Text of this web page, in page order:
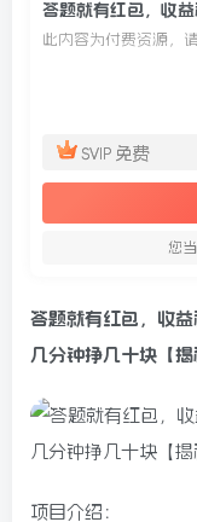
此内容为付费资源，
SVIP 免费
您
答题就有红包，收益
几分钟挣几十块【揭
项目介绍：